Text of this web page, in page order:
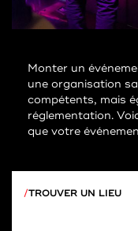
Monter un
une organisation
compétents, mais
réglementation.
que votre
TROUVER UN LIEU